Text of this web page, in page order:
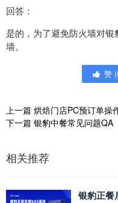
回答：
是的，为了避免防火墙对
墙。
赞 (
上一篇 烘焙门店PC预订单操
下一篇 银豹中餐常见问题QA
相关推荐
银豹正餐